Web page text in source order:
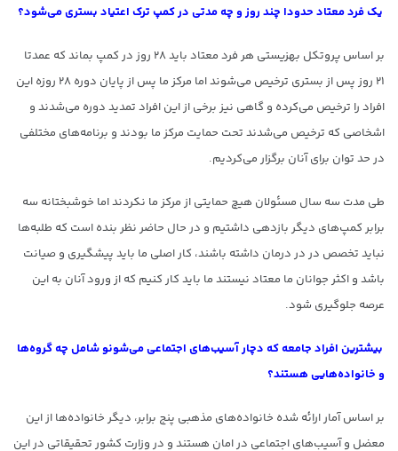
یک فرد معتاد حدودا چند روز و چه مدتی در کمپ‌ ترک اعتیاد بستری می‌شود؟
بر اساس پروتکل بهزیستی هر فرد معتاد باید ۲۸ روز در کمپ بماند که عمدتا
۲۱ روز پس از بستری ترخیص می‌شوند اما مرکز ما پس از پایان دوره ۲۸ روزه این
افراد را ترخیص می‌کرده و گاهی نیز برخی‌ از این افراد تمدید دوره می‌شدند و
اشخاصی که ترخیص می‌شدند تحت حمایت مرکز ما بودند و برنامه‌های مختلفی
در حد توان برای آنان برگزار می‌کردیم.
طی مدت سه سال مسئولان هیچ حمایتی از مرکز ما نکردند اما خوشبختانه سه
برابر کمپ‌های دیگر بازدهی داشتیم و در حال حاضر نظر بنده است که طلبه‌ها
نباید تخصص در در درمان داشته باشند، کار اصلی ما باید پیشگیری و صیانت
باشد و اکثر جوانان ما معتاد نیستند ما باید کار کنیم که از ورود آنان به این
عرصه جلوگیری شود.
بیشترین افراد جامعه که دچار آسیب‌های اجتماعی می‌شونو شامل چه گروه‌ها
و خانواده‌هایی هستند؟
بر اساس آمار ارائه شده خانواده‌های مذهبی پنج برابر، دیگر خانواده‌ها از این
معضل و آسیب‌‌های اجتماعی در امان هستند و در وزارت کشور تحقیقاتی در این